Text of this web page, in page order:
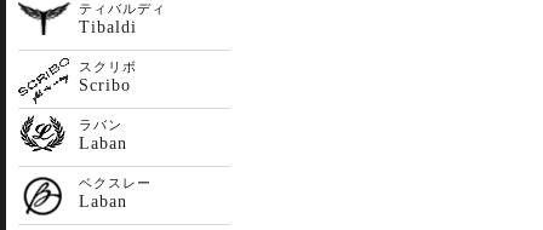
ティバルディ
Tibaldi
スクリボ
Scribo
ラバン
Laban
ベクスレー
Laban